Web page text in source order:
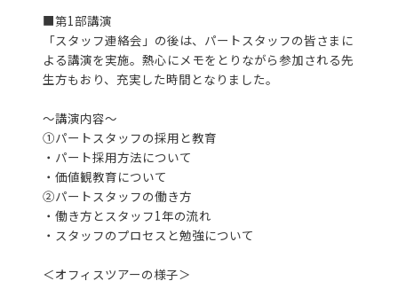
■第1部講演
「スタッフ連絡会」の後は、パートスタッフの皆さまに
よる講演を実施。熱心にメモをとりながら参加される先
生方もおり、充実した時間となりました。
～講演内容～
①パートスタッフの採用と教育
・パート採用方法について
・価値観教育について
②パートスタッフの働き方
・働き方とスタッフ1年の流れ
・スタッフのプロセスと勉強について
＜オフィスツアーの様子＞